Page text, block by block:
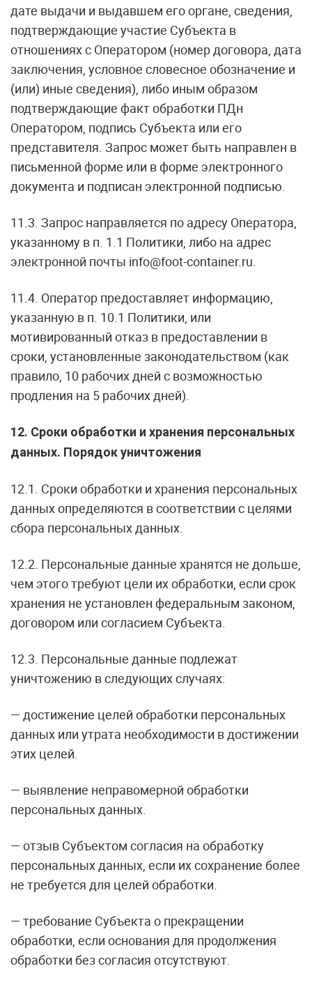
дате выдачи и выдавшем его органе, сведения,
подтверждающие участие Субъекта в
отношениях с Оператором (номер договора, дата
заключения, условное словесное обозначение и
(или) иные сведения), либо иным образом
подтверждающие факт обработки ПДн
Оператором, подпись Субъекта или его
представителя. Запрос может быть направлен в
письменной форме или в форме электронного
документа и подписан электронной подписью.
11.3. Запрос направляется по адресу Оператора,
указанному в п. 1.1 Политики, либо на адрес
электронной почты info@foot-container.ru.
11.4. Оператор предоставляет информацию,
указанную в п. 10.1 Политики, или
мотивированный отказ в предоставлении в
сроки, установленные законодательством (как
правило, 10 рабочих дней с возможностью
продления на 5 рабочих дней).
12. Сроки обработки и хранения персональных
данных. Порядок уничтожения
12.1. Сроки обработки и хранения персональных
данных определяются в соответствии с целями
сбора персональных данных.
12.2. Персональные данные хранятся не дольше,
чем этого требуют цели их обработки, если срок
хранения не установлен федеральным законом,
договором или согласием Субъекта.
12.3. Персональные данные подлежат
уничтожению в следующих случаях:
— достижение целей обработки персональных
данных или утрата необходимости в достижении
этих целей.
— выявление неправомерной обработки
персональных данных.
— отзыв Субъектом согласия на обработку
персональных данных, если их сохранение более
не требуется для целей обработки.
— требование Субъекта о прекращении
обработки, если основания для продолжения
обработки без согласия отсутствуют.